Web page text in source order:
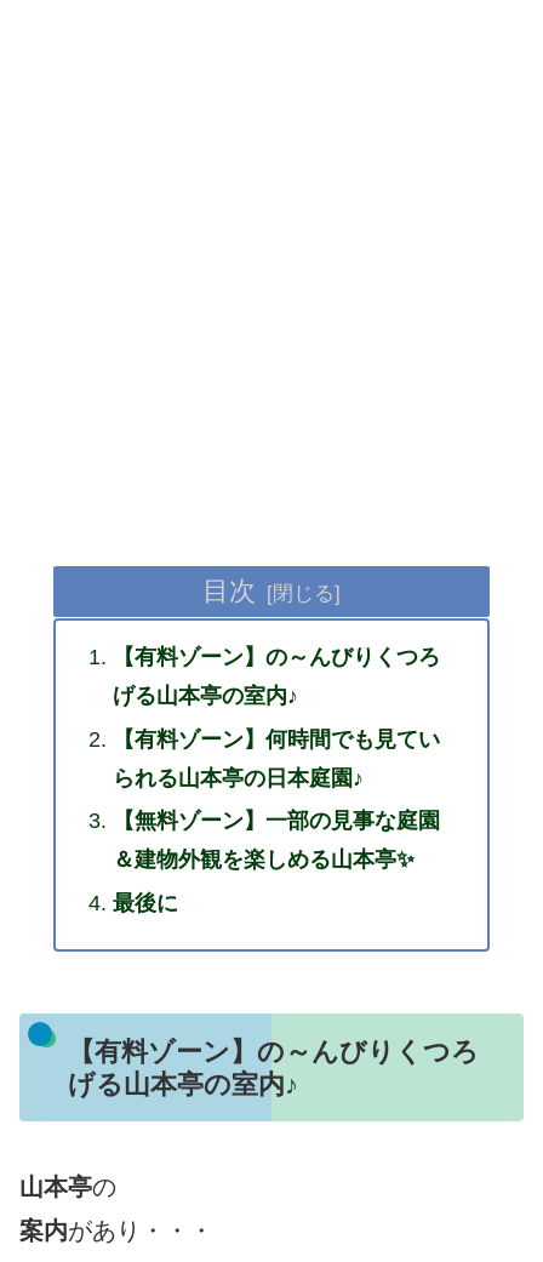
目次
【有料ゾーン】の～んびりくつろ
げる山本亭の室内♪
【有料ゾーン】何時間でも見てい
られる山本亭の日本庭園♪
【無料ゾーン】一部の見事な庭園
＆建物外観を楽しめる山本亭✨
最後に
【有料ゾーン】の～んびりくつろ
げる山本亭の室内♪
山本亭の
案内があり・・・